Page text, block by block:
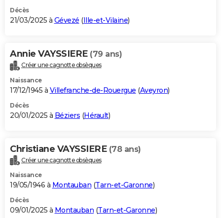
Décès
21/03/2025 à Gévezé (Ille-et-Vilaine)
Annie VAYSSIERE (79 ans)
Créer une cagnotte obsèques
Naissance
17/12/1945 à Villefranche-de-Rouergue (Aveyron)
Décès
20/01/2025 à Béziers (Hérault)
Christiane VAYSSIERE (78 ans)
Créer une cagnotte obsèques
Naissance
19/05/1946 à Montauban (Tarn-et-Garonne)
Décès
09/01/2025 à Montauban (Tarn-et-Garonne)